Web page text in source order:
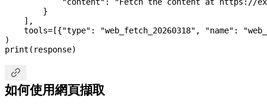
        }
    ],
    tools
= [{"type" : "web_fetch_20260318" , "name" :
)
print (response)

如何使用網頁擷取